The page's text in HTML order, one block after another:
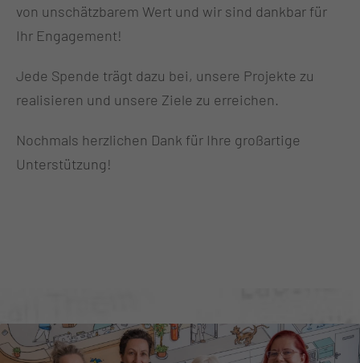
von unschätzbarem Wert und wir sind dankbar für
Ihr Engagement!
Jede Spende trägt dazu bei, unsere Projekte zu
realisieren und unsere Ziele zu erreichen.
Nochmals herzlichen Dank für Ihre großartige
Unterstützung!